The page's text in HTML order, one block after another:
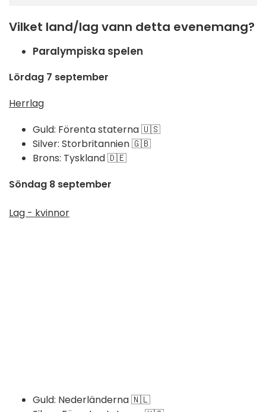
Vilket land/lag vann detta evenemang?
Paralympiska spelen
Lördag 7 september
Herrlag
Guld: Förenta staterna 🇺🇸
Silver: Storbritannien 🇬🇧
Brons: Tyskland 🇩🇪
Söndag 8 september
Lag - kvinnor
Guld: Nederländerna 🇳🇱